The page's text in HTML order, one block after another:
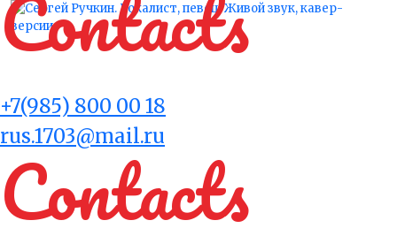
+7(985) 800 00 18
rus.1703@mail.ru
Contacts